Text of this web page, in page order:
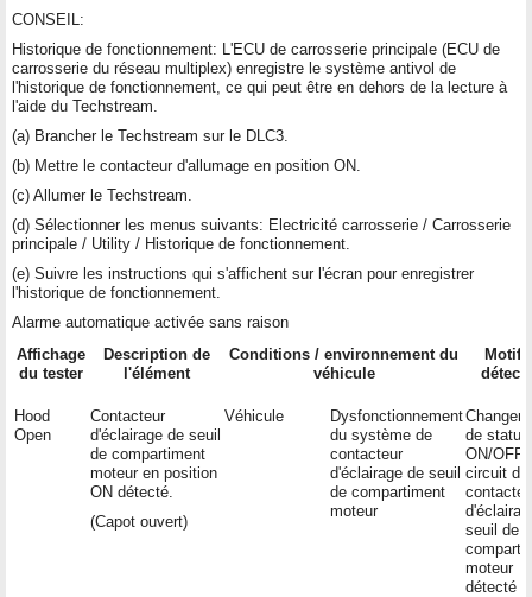
CONSEIL:
Historique de fonctionnement: L'ECU de carrosserie principale (ECU de
carrosserie du réseau multiplex) enregistre le système antivol de
l'historique de fonctionnement, ce qui peut être en dehors de la lecture à
l'aide du Techstream.
(a) Brancher le Techstream sur le DLC3.
(b) Mettre le contacteur d'allumage en position ON.
(c) Allumer le Techstream.
(d) Sélectionner les menus suivants: Electricité carrosserie / Carrosserie
principale / Utility / Historique de fonctionnement.
(e) Suivre les instructions qui s'affichent sur l'écran pour enregistrer
l'historique de fonctionnement.
Alarme automatique activée sans raison
Affichage
du tester
Description de
l'élément
Conditions / environnement du
véhicule
Motif
Hood
Open
Contacteur
d'éclairage de seuil
de compartiment
moteur en position
ON détecté.
(Capot ouvert)
Véhicule
Dysfonctionnement
du système de
contacteur
d'éclairage de seuil
de compartiment
moteur
de statut
ON/OFF
circuit du
seuil de
moteur
détecté